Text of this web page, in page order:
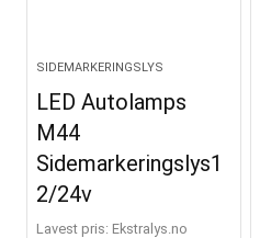
SIDEMARKERINGSLYS
LED Autolamps
M44
Sidemarkeringslys1
2/24v
Lavest pris: ekstralys.no